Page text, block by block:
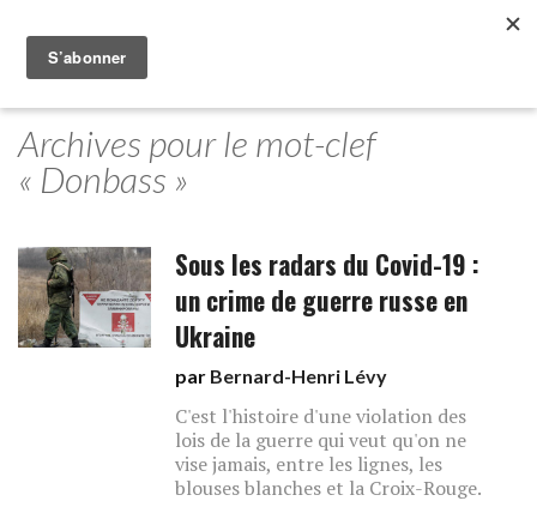
Archives pour le mot-clef
« Donbass »
Sous les radars du Covid-19 :
un crime de guerre russe en
Ukraine
par Bernard-Henri Lévy
C'est l'histoire d'une violation des
lois de la guerre qui veut qu'on ne
vise jamais, entre les lignes, les
blouses blanches et la Croix-Rouge.